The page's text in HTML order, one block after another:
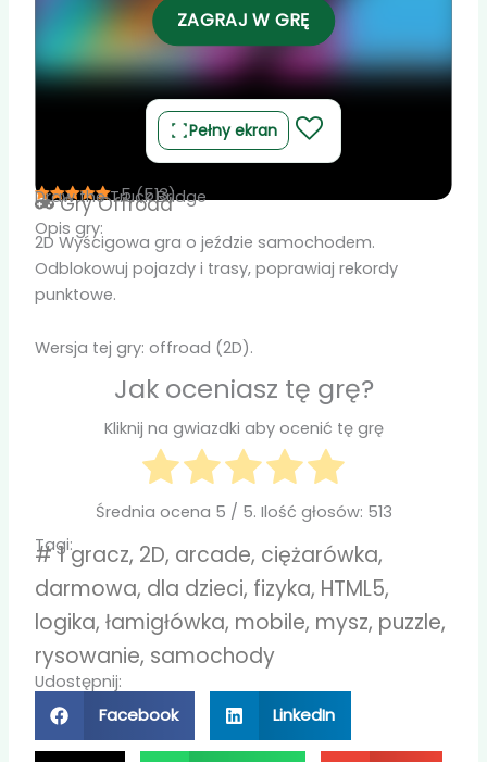
ZAGRAJ W GRĘ
Pełny ekran
5 (513)
Draw the Truck Bridge
GryOffroad
Opis gry:
2D Wyścigowa gra o jeździe samochodem.
Odblokowuj pojazdy i trasy, poprawiaj rekordy
punktowe.
Wersja tej gry: offroad (2D).
Jak oceniasz tę grę?
Kliknij na gwiazdki aby ocenić tę grę
Średnia ocena 5 / 5. Ilość głosów: 513
Tagi:
#1 gracz, 2D, arcade, ciężarówka,
darmowa, dla dzieci, fizyka, HTML5,
logika,łamigłówka, mobile, mysz, puzzle,
rysowanie, samochody
Udostępnij:
Facebook LinkedIn